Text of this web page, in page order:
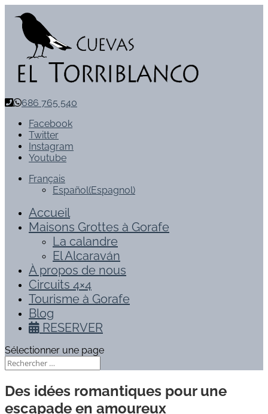
686 765 540
Facebook
Twitter
Instagram
Youtube
Français
Español(Espagnol)
Accueil
Maisons Grottes à Gorafe
La calandre
El Alcaraván
À propos de nous
Circuits 4×4
Tourisme à Gorafe
Blog
RESERVER
Sélectionner une page
Des idées romantiques pour une
escapade en amoureux